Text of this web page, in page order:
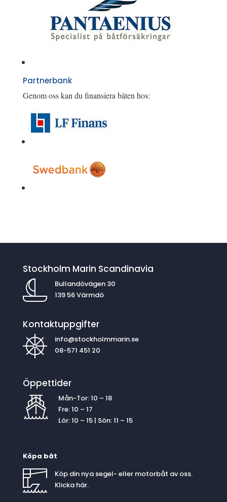
Partnerbank
Genom oss kan du finansiera båten hos:
Stockholm Marin Scandinavia
Bullandövägen 30
139 56 Värmdö
Kontaktuppgifter
info@stockholmmarin.se
08-571 451 20
Öppettider
Mån-Tor: 10 – 18
Fre: 10 – 17
Lör: 10 – 15 | Sön: 11 – 15
Köpa båt
Köp din nya segel- eller motorbåt av oss.
Klicka här.